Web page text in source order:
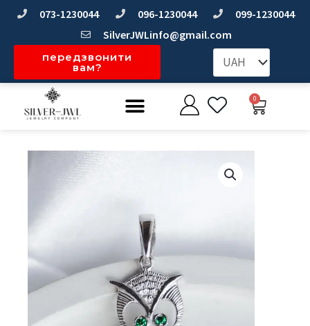
Перейти073-1230044 096-1230044
099-1230044
SilverJWLinfo@gmail.com
передзвонити
вам?
Меню 0